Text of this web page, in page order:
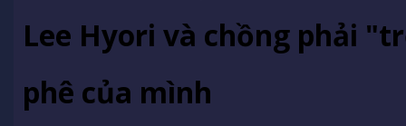
Lee Hyori và chồng phải
phê của mình